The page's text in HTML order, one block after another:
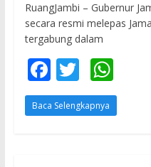
RuangJambi – Gubernur
secara resmi melepas
tergabung dalam
F
ac
e
T
w
itt
W
h
at
Baca Selengkapnya